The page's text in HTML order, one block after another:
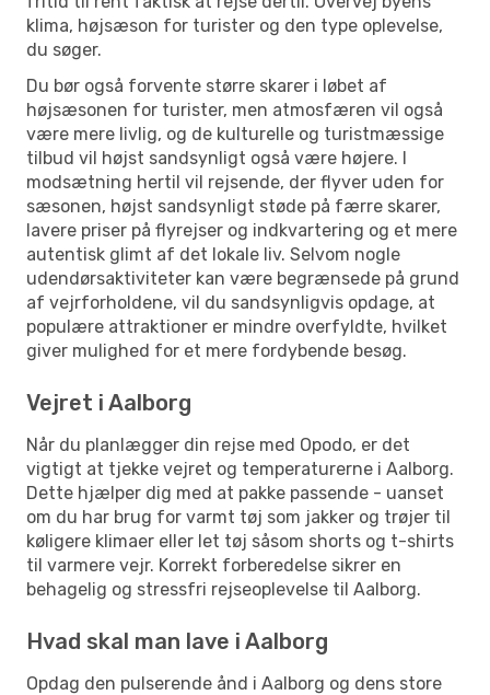
klima, højsæson for turister og den type oplevelse,
du søger.
Du bør også forvente større skarer i løbet af
højsæsonen for turister, men atmosfæren vil også
være mere livlig, og de kulturelle og turistmæssige
tilbud vil højst sandsynligt også være højere. I
modsætning hertil vil rejsende, der flyver uden for
sæsonen, højst sandsynligt støde på færre skarer,
lavere priser på flyrejser og indkvartering og et mere
autentisk glimt af det lokale liv. Selvom nogle
udendørsaktiviteter kan være begrænsede på grund
af vejrforholdene, vil du sandsynligvis opdage, at
populære attraktioner er mindre overfyldte, hvilket
giver mulighed for et mere fordybende besøg.
Vejret i Aalborg
Når du planlægger din rejse med Opodo, er det
vigtigt at tjekke vejret og temperaturerne i Aalborg.
Dette hjælper dig med at pakke passende - uanset
om du har brug for varmt tøj som jakker og trøjer til
køligere klimaer eller let tøj såsom shorts og t-shirts
til varmere vejr. Korrekt forberedelse sikrer en
behagelig og stressfri rejseoplevelse til Aalborg.
Hvad skal man lave i Aalborg
Opdag den pulserende ånd i Aalborg og dens store